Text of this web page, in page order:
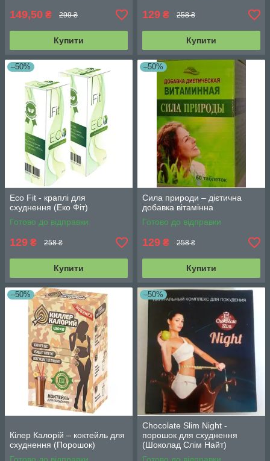
149,50 ₴ 299 ₴
Купити
129 ₴ 258 ₴
Купити
–50%
Eco Fit - краплі для
схуднення (Еко Фіт)
Готово до відправки
129 ₴ 258 ₴
Купити
–50%
Сила природи – дієтична
добавка вітамінна
Готово до відправки
129 ₴ 258 ₴
Купити
–50%
Кілер Калорій – коктейль для
схуднення (Порошок)
–50%
Chocolate Slim Night -
порошок для схуднення
(Шоколад Слім Найт)